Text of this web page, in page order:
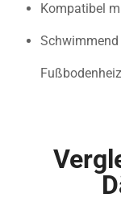
Kompatibel
Schwimmend